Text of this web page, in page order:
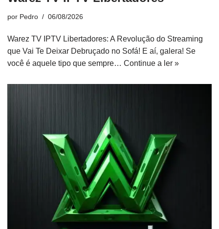
por Pedro 06/08/2026
Warez TV IPTV Libertadores: A Revolução do Streaming
que Vai Te Deixar Debruçado no Sofá! E aí, galera! Se
você é aquele tipo que sempre… Continue a ler »